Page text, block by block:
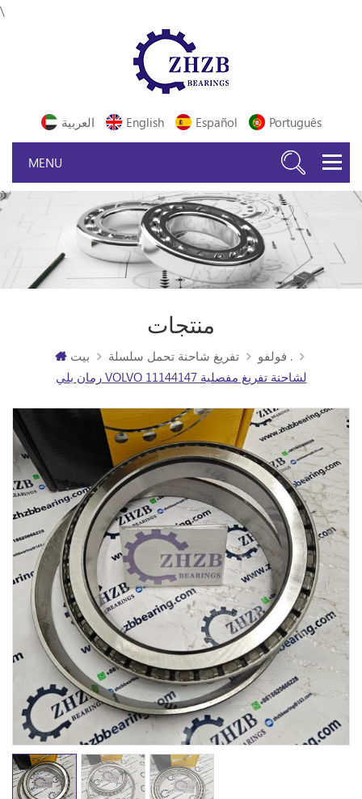
\
العربية English Español Português
منتجات
بيت تفريغ شاحنة تحمل سلسلة
فولفو .
رمان بلي VOLVO 11144147 لشاحنة تفريغ مفصلية